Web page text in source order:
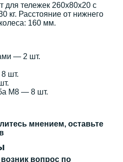
для тележек 260х80х20 с
кг. Расстояние от нижнего
160 мм.
— 2 шт.
шт.
М8 — 8 шт.
мнением, оставьте
возник вопрос по